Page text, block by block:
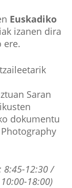
Euskadiko
izanen dira
ere.
Saran
dokumentu
8:45-12:30 /
18:00)